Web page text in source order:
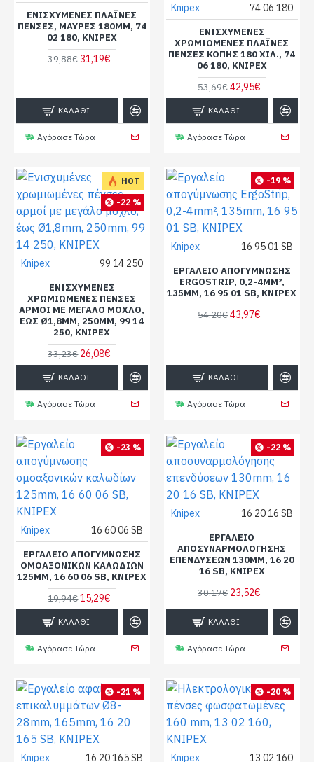
ΕΝΙΣΧΥΜΈΝΕΣ ΠΛΑΪΝΈΣ
ΠΈΝΣΕΣ, ΜΑΎΡΕΣ 180MM, 74
02 180, KNIPEX
39,88€ 31,19€
ΚΑΛΆΘΙ
Αγόρασε Τώρα
Knipex 74 06 180
ΕΝΙΣΧΥΜΈΝΕΣ
ΧΡΩΜΙΟΜΈΝΕΣ ΠΛΑΪΝΈΣ
ΠΈΝΣΕΣ ΚΟΠΉΣ 180 ΧΙΛ., 74
06 180, KNIPEX
53,69€42,95€
ΚΑΛΆΘΙ
Αγόρασε Τώρα
HOT
-22 %
Knipex 99 14 250
ΕΝΙΣΧΥΜΈΝΕΣ
ΧΡΩΜΙΩΜΈΝΕΣ ΠΈΝΣΕΣ
ΑΡΜΟΊ ΜΕ ΜΕΓΆΛΟ ΜΟΧΛΌ,
ΈΩΣ Ø1,8MM, 250MM, 99 14
250, KNIPEX
33,23€ 26,08€
ΚΑΛΆΘΙ
Αγόρασε Τώρα
-19 %
Knipex 16 95 01 SB
ΕΡΓΑΛΕΊΟ ΑΠΟΓΎΜΝΩΣΗΣ
ERGOSTRIP, 0,2-4MM²,
135MM, 16 95 01 SB, KNIPEX
54,20€43,97€
ΚΑΛΆΘΙ
Αγόρασε Τώρα
-23 %
Knipex 16 60 06 SB
ΕΡΓΑΛΕΊΟ ΑΠΟΓΎΜΝΩΣΗΣ
ΟΜΟΑΞΟΝΙΚΏΝ ΚΑΛΩΔΊΩΝ
125MM, 16 60 06 SB, KNIPEX
19,94€15,29€
ΚΑΛΆΘΙ
Αγόρασε Τώρα
-22 %
Knipex 16 20 16 SB
ΕΡΓΑΛΕΊΟ
ΑΠΟΣΥΝΑΡΜΟΛΌΓΗΣΗΣ
ΕΠΕΝΔΎΣΕΩΝ 130MM, 16 20
16 SB, KNIPEX
30,17€ 23,52€
ΚΑΛΆΘΙ
Αγόρασε Τώρα
-21 %
Knipex 16 20 165 SB
-20 %
Knipex 13 02 160